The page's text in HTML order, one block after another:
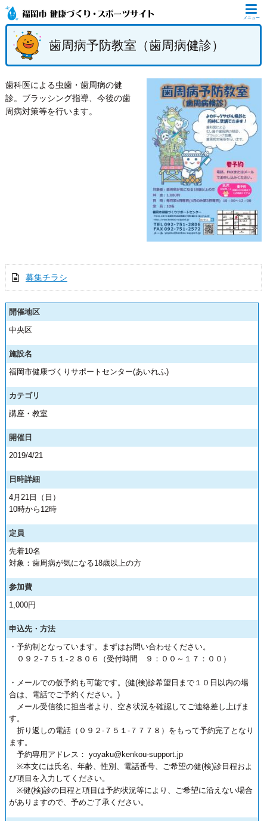
メニュー
歯周病予防教室（歯周病健診）
歯科医による虫歯・歯周病の健
診。ブラッシング指導、今後の歯
周病対策等を行います。
募集チラシ
開催地区
中央区
施設名
福岡市健康づくりサポートセンター(あいれふ)
カテゴリ
講座・教室
開催日
2019/4/21
日時詳細
4月21日（日）
10時から12時
定員
先着10名
対象：歯周病が気になる18歳以上の方
参加費
1,000円
申込先・方法
・予約制となっています。まずはお問い合わせください。
０９２-７５１-２８０６（受付時間 ９：００～１７：００）
・メールでの仮予約も可能です。(健(検)診希望日まで１０日以内の場
合は、電話でご予約ください。)
メール受信後に担当者より、空き状況を確認してご連絡差し上げま
す。
折り返しの電話（０９２-７５１-７７７８）をもって予約完了となり
ます。
予約専用アドレス： yoyaku@kenkou-support.jp
※本文には氏名、年齢、性別、電話番号、ご希望の健(検)診日程およ
び項目を入力してください。
※健(検)診の日程と項目は予約状況等により、ご希望に沿えない場合
がありますので、予めご了承ください。